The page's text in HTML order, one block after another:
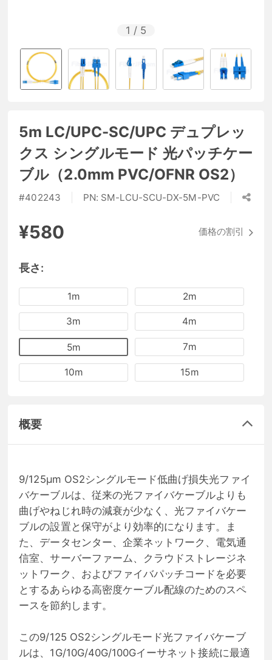
1 / 5
5m LC/UPC-SC/UPC デュプレッ
クス シングルモード 光パッチケー
ブル（2.0mm PVC/OFNR OS2）
#402243 PN: SM-LCU-SCU-DX-5M-PVC
¥580 価格の割引
長さ:
1m 2m
3m 4m
5m 7m
10m 15m
概要
9/125μm OS2シングルモード低曲げ損失光ファイ
バケーブルは、従来の光ファイバケーブルよりも
曲げやねじれ時の減衰が少なく、光ファイバケー
ブルの設置と保守がより効率的になります。ま
た、データセンター、企業ネットワーク、電気通
信室、サーバーファーム、クラウドストレージネ
ットワーク、およびファイバパッチコードを必要
とするあらゆる高密度ケーブル配線のためのスペ
ースを節約します。
この9/125 OS2シングルモード光ファイバケーブ
ルは、1G/10G/40G/100Gイーサネット接続に最適